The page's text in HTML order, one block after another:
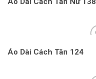
Áo Dài Cách Tân 124